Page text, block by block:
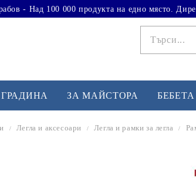
- Над 100 000 продукта на едно място.
ЗА МАЙСТОРА
Легла и аксесоари Легла и рамки за легла